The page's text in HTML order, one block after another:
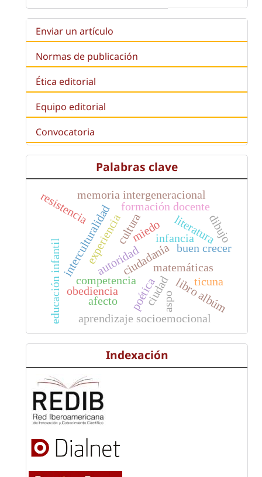
Enviar un artículo
Normas de publicación
Ética editorial
Equipo editorial
Convocatoria
Palabras clave
ciudad
ciudadanía
poética
infancia
cultura
interculturalidad literatura
competencia
miedo
matemáticas
educación infantil libro albúm
aprendizaje socioemocional
formación docente
autoridad
resistencia
obediencia
memoria intergeneracional
afecto aspo
dibujo
buen crecer
ticuna
experiencia
Indexación